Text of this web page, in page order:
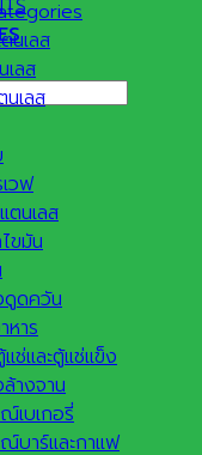
นเลส
เลส
เลส
วฟ
ตนเลส
ขมัน
ดูดควัน
หาร
ช่และตู้แช่แข็ง
างจาน
เบเกอรี่
บาร์และกาแฟ